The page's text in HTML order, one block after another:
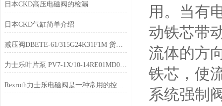
日本CKD高压电磁阀的检漏
日本CKD气缸简单介绍
减压阀DBETE-61/315G24K31F1M 货期短
力士乐叶片泵 PV7-1X/10-14RE01MD0-16经销
Rexroth力士乐电磁阀是一种常用的控制元件
用。当有
动铁芯带
流体的方
铁芯，使
系统强制